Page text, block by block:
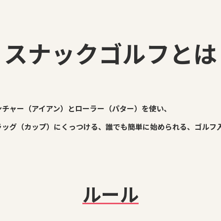
スナックゴルフとは
ャー（アイアン）とローラー（パター）を使い、
グ（カップ）にくっつける、誰でも簡単に始められる、ゴルフ
ルール